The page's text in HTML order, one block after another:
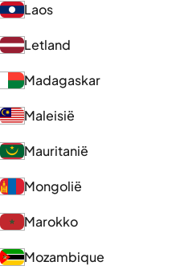
Laos
Letland
Madagaskar
Maleisië
Mauritanië
Mongolië
Marokko
Mozambique